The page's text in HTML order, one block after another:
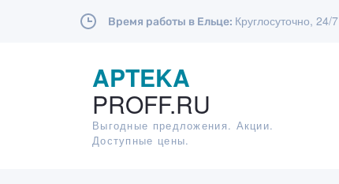
Время работы в Ельце: Круглосуточно, 24/7
APTEKA
PROFF.RU
Выгодные предложения. Акции.
Доступные цены.